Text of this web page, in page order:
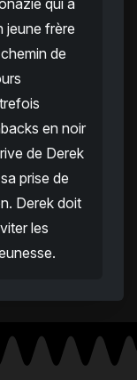
qui a
jeune frère
de
en noir
de Derek
prise de
Derek doit
les